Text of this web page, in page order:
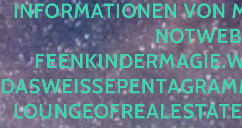
NFORMATIONEN VON